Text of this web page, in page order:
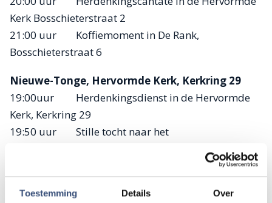
Toestemming Details Over
Kerk Bosschieterstraat 2
21:00 uur Koffiemoment in De Rank,
Bosschieterstraat 6
Nieuwe-Tonge, Hervormde Kerk, Kerkring 29
19:00uur Herdenkingsdienst in de Hervormde
Kerk, Kerkring 29
19:50 uur Stille tocht naar het
20:05 uur Welkomstwoord door Anne-Karin
20:10 uur Onthulling monument